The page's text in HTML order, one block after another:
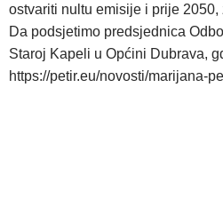
ostvariti nultu emisije i prije
Da podsjetimo predsjednica
Staroj Kapeli u Općini Dubrava,
https://petir.eu/novosti/marijana-